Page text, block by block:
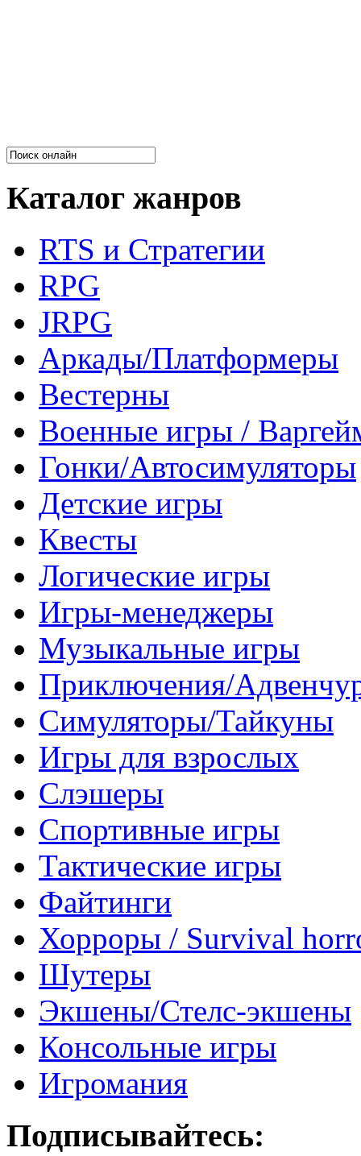
Каталог жанров
RTS и Стратегии
RPG
JRPG
Аркады/Платформеры
Вестерны
Военные игры /
Гонки/Автосимуляторы
Детские игры
Квесты
Логические игры
Игры-менеджеры
Музыкальные игры
Приключения/
Симуляторы/Тайкуны
Игры для взрослых
Слэшеры
Спортивные игры
Тактические игры
Файтинги
Хорроры / Survival
Шутеры
Экшены/Стелс-экшены
Консольные игры
Игромания
Подписывайтесь: